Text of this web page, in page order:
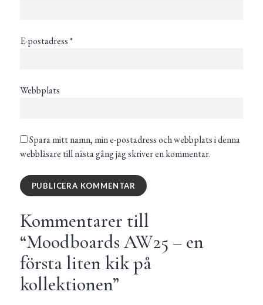
E-postadress*
Webbplats
Spara mitt namn, min e-postadress och webbplats i denna
webbläsare till nästa gång jag skriver en kommentar.
Kommentarer till
“Moodboards AW25 – en
första liten kik på
kollektionen”